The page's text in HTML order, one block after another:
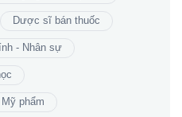
Dược sĩ bán thuốc
- Nhân sự
Mỹ phẩm